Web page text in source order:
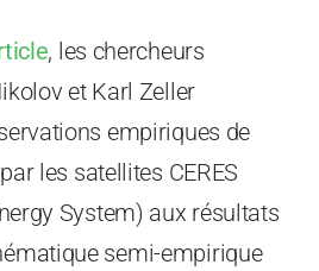
, les chercheurs
et Karl Zeller
empiriques de
les satellites CERES
System) aux résultats
semi-empirique